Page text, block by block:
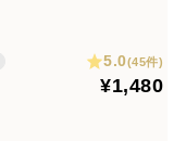
5.0(45件)
¥1,480